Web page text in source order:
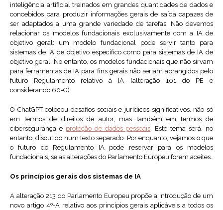
inteligência artificial treinados em grandes quantidades de dados e
concebidos para produzir informações gerais de saída capazes de
ser adaptados a uma grande variedade de tarefas. Não devemos
relacionar os modelos fundacionais exclusivamente com a IA de
objetivo geral: um modelo fundacional pode servir tanto para
sistemas de IA de objetivo específico como para sistemas de IA de
objetivo geral. No entanto, os modelos fundacionais que não sirvam
para ferramentas de IA para fins gerais não seriam abrangidos pelo
futuro Regulamento relativo à IA (alteração 101 do PE e
considerando 60-G).
O ChatGPT colocou desafios sociais e jurídicos significativos, não só
em termos de direitos de autor, mas também em termos de
cibersegurança e proteção de dados pessoais. Este tema será, no
entanto, discutido num texto separado. Por enquanto, vejamos o que
o futuro do Regulamento IA pode reservar para os modelos
fundacionais, se as alterações do Parlamento Europeu forem aceites.
Os princípios gerais dos sistemas de IA
A alteração 213 do Parlamento Europeu propõe a introdução de um
novo artigo 4º-A relativo aos princípios gerais aplicáveis a todos os